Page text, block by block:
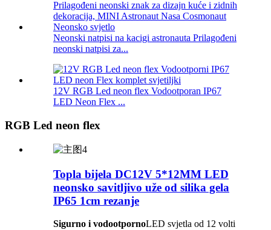
Neonski natpisi na kacigi astronauta Prilagođeni
neonski natpisi za...
12V RGB Led neon flex Vodootporan IP67
LED Neon Flex ...
RGB Led neon flex
Topla bijela DC12V 5*12MM LED
neonsko savitljivo uže od silika gela
IP65 1cm rezanje
Sigurno i vodootpornoLED svjetla od 12 volti